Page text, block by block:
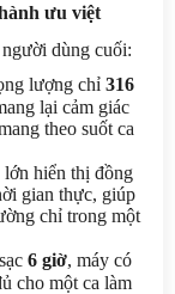
ưu việt
dùng cuối:
lượng chỉ 316
lại cảm giác
theo suốt ca
hiển thị đồng
gian thực, giúp
chỉ trong một
6 giờ, máy có
cho một ca làm